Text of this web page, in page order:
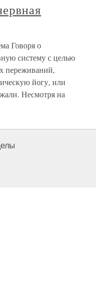
Говоря о
систему с целью
переживаний,
йогу, или
Несмотря на